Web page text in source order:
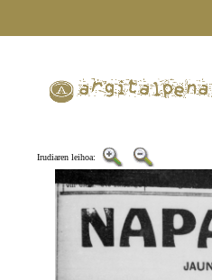
Irudiaren leihoa: